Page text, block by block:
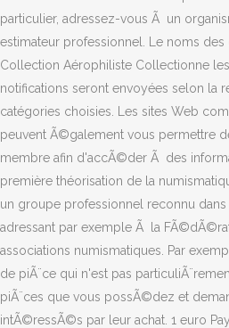
particulier, adressez-vous Ã un
estimateur professionnel. Le noms
Collection Aérophiliste Collectionne
notifications seront envoyées selon la
catégories choisies. Les sites Web
peuvent Ã©galement vous permettre
membre afin d'accÃ©der Ã des
première théorisation de la
un groupe professionnel reconnu
adressant par exemple Ã la
associations numismatiques. Par
de piÃ¨ce qui n'est pas
piÃ¨ces que vous possÃ©dez et
intÃ©ressÃ©s par leur achat. 1 euro